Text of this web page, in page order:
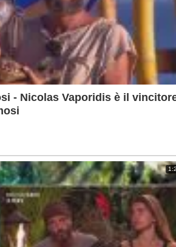
- Nicolas Vaporidis è il